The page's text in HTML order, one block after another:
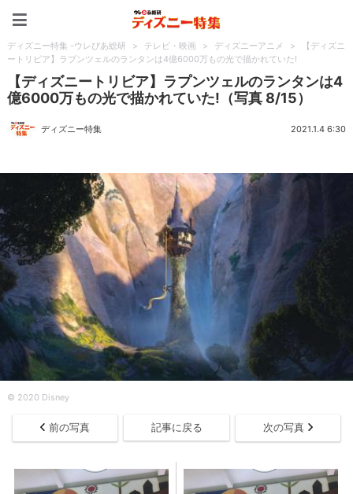
ディズニー特集 -ウレぴあ総研 > テレビ・映画 > ディズニーアニメ >
【ディズニ
ートリビア】ラプンツェルのランタンは4億6000万もの光で描かれていた!
【ディズニートリビア】ラプンツェルのランタンは4
億6000万もの光で描かれていた!（写真 8/15）
ディズニー特集 2021.1.4 6:30
©︎ 2020 Disney
前の写真 記事に戻る 次の写真